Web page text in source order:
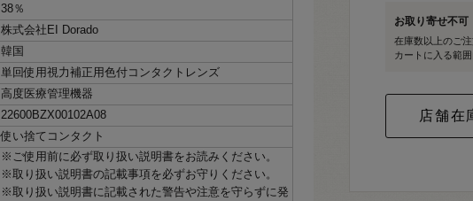
38％
株式会社EI Dorado
韓国
単回使用視力補正用色付コンタクトレンズ
高度医療管理機器
22600BZX00102A08
使い捨てコンタクト
※ご使用前に必ず取り扱い説明書をお読みください。
※取り扱い説明書の記載事項を必ずお守りください。
※取り扱い説明書に記載された警告や注意を守らずに発
お取り寄せ不可
在庫数以上のご
カートに入る範